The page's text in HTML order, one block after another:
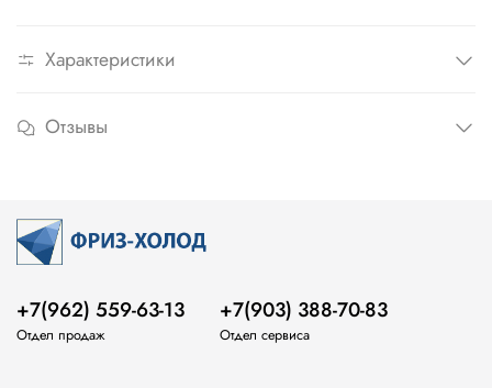
Характеристики
Отзывы
+7(962) 559-63-13
Отдел продаж
+7(903) 388-70-83
Отдел сервиса